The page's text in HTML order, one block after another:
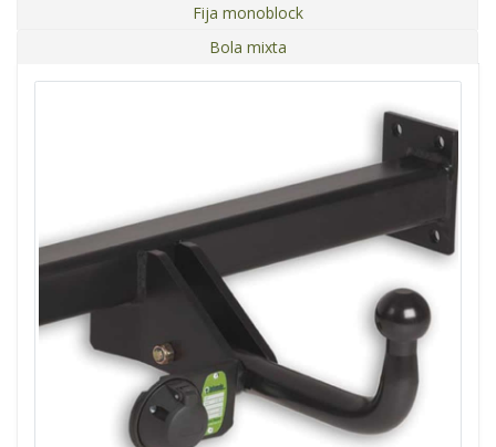
Fija monoblock
Bola mixta